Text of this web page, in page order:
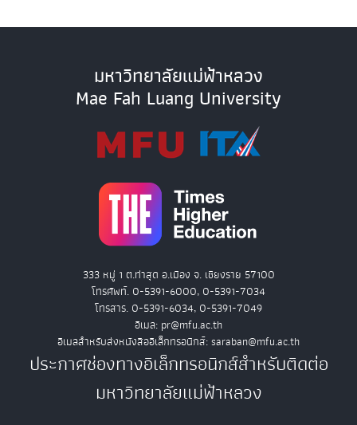
มหาวิทยาลัยแม่ฟ้าหลวง
Mae Fah Luang University
333 หมู่ 1 ต.ท่าสุด อ.เมือง จ. เชียงราย 57100
โทรศัพท์. 0-5391-6000, 0-5391-7034
โทรสาร. 0-5391-6034, 0-5391-7049
อีเมล: pr@mfu.ac.th
อีเมลสำหรับส่งหนังสืออิเล็กทรอนิกส์: saraban@mfu.ac.th
ประกาศช่องทางอิเล็กทรอนิกส์สำหรับติดต่อ
มหาวิทยาลัยแม่ฟ้าหลวง